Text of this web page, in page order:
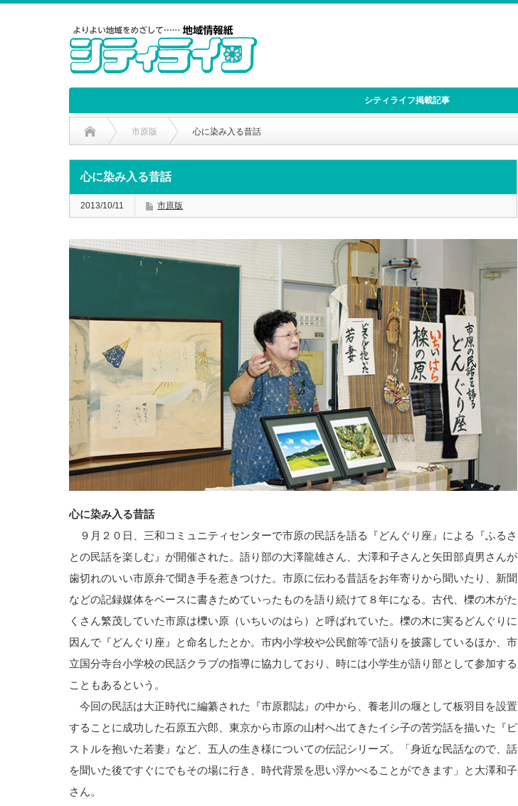
シティライフ掲載記事
市原版 心に染み入る昔話
心に染み入る昔話
2013/10/11 市原版
心に染み入る昔話
９月２０日、三和コミュニティセンターで市原の民話を語る『どんぐり座』による『ふるさ
との民話を楽しむ』が開催された。語り部の大澤龍雄さん、大澤和子さんと矢田部貞男さんが
歯切れのいい市原弁で聞き手を惹きつけた。市原に伝わる昔話をお年寄りから聞いたり、新聞
などの記録媒体をベースに書きためていったものを語り続けて８年になる。古代、櫟の木がた
くさん繁茂していた市原は櫟い原（いちいのはら）と呼ばれていた。櫟の木に実るどんぐりに
因んで『どんぐり座』と命名したとか。市内小学校や公民館等で語りを披露しているほか、市
立国分寺台小学校の民話クラブの指導に協力しており、時には小学生が語り部として参加する
こともあるという。
今回の民話は大正時代に編纂された『市原郡誌』の中から、養老川の堰として板羽目を設置
することに成功した石原五六郎、東京から市原の山村へ出てきたイシ子の苦労話を描いた『ピ
ストルを抱いた若妻』など、五人の生き様についての伝記シリーズ。「身近な民話なので、話
を聞いた後ですぐにでもその場に行き、時代背景を思い浮かべることができます」と大澤和子
さん。